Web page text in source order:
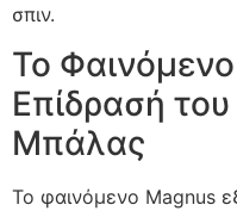
σπιν.
Το
Επίδρασή
Μπάλας
Το φαινόμενο Magnus